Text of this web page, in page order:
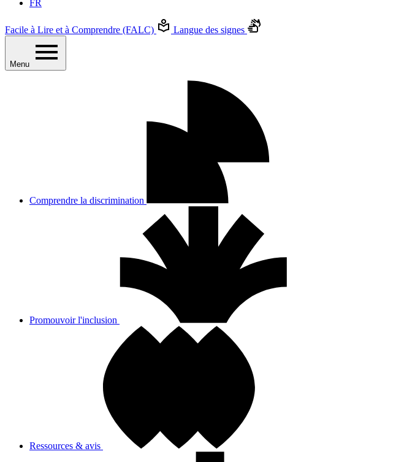
FR
Facile à Lire et à Comprendre (FALC) Langue des signes
Menu
Comprendre la discrimination
Promouvoir l'inclusion
Ressources & avis